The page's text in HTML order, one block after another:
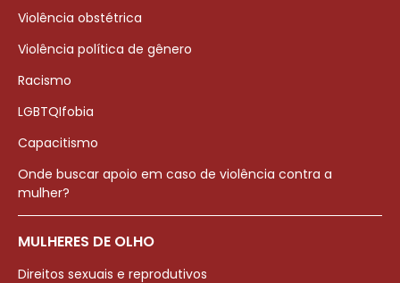
Violência obstétrica
Violência política de gênero
Racismo
LGBTQIfobia
Capacitismo
Onde buscar apoio em caso de violência contra a
mulher?
MULHERES DE OLHO
Direitos sexuais e reprodutivos